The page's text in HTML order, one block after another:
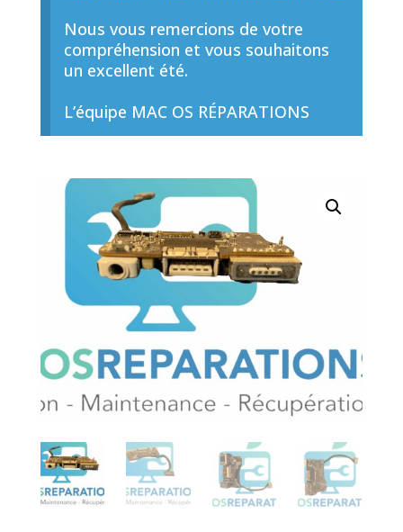
Nous vous remercions de votre
compréhension et vous souhaitons
un excellent été.
L’équipe MAC OS RÉPARATIONS